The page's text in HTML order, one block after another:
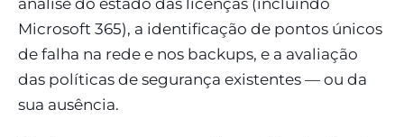
Microsoft 365), a identificação de pontos únicos
de falha na rede e nos backups, e a avaliação
das políticas de segurança existentes — ou da
sua ausência.